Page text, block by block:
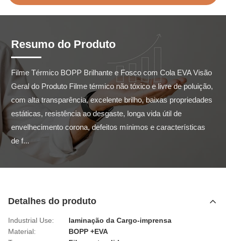
Resumo do Produto
Filme Térmico BOPP Brilhante e Fosco com Cola EVA Visão
Geral do Produto Filme térmico não tóxico e livre de poluição,
com alta transparência, excelente brilho, baixas propriedades
estáticas, resistência ao desgaste, longa vida útil de
envelhecimento corona, defeitos mínimos e características
de f...
Detalhes do produto
Industrial Use:
laminação da Cargo-imprensa
Material:
BOPP +EVA